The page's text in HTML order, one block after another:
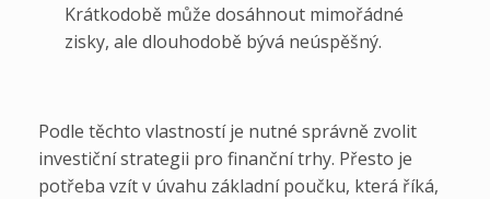
Krátkodobě může dosáhnout mimořádné
zisky, ale dlouhodobě bývá neúspěšný.
Podle těchto vlastností je nutné správně zvolit
investiční strategii pro finanční trhy. Přesto je
potřeba vzít v úvahu základní poučku, která říká,